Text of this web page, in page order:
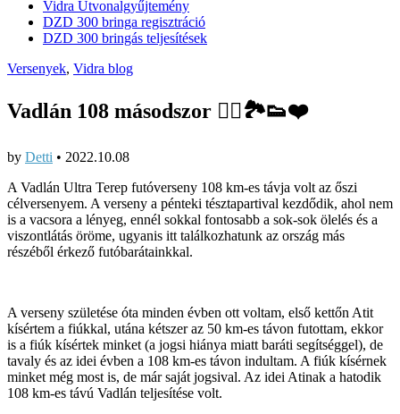
Vidra Útvonalgyűjtemény
DZD 300 bringa regisztráció
DZD 300 bringás teljesítések
Versenyek, Vidra blog
Vadlán 108 másodszor 🏃‍♀️🏞👟❤️
by Detti • 2022.10.08
A Vadlán Ultra Terep futóverseny 108 km-es távja volt az őszi
célversenyem. A verseny a pénteki tésztapartival kezdődik, ahol nem
is a vacsora a lényeg, ennél sokkal fontosabb a sok-sok ölelés és a
viszontlátás öröme, ugyanis itt találkozhatunk az ország más
részéből érkező futóbarátainkkal.
A verseny születése óta minden évben ott voltam, első kettőn Atit
kísértem a fiúkkal, utána kétszer az 50 km-es távon futottam, ekkor
is a fiúk kísértek minket (a jogsi hiánya miatt baráti segítséggel), de
tavaly és az idei évben a 108 km-es távon indultam. A fiúk kísérnek
minket még most is, de már saját jogsival. Az idei Atinak a hatodik
108 km-es távú Vadlán teljesítése volt.